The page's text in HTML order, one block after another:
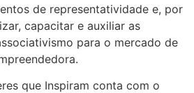
de representatividade e, por
capacitar e auxiliar as
para o mercado de
que Inspiram conta com o